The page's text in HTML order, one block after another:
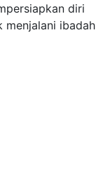
diri
menjalani ibadah